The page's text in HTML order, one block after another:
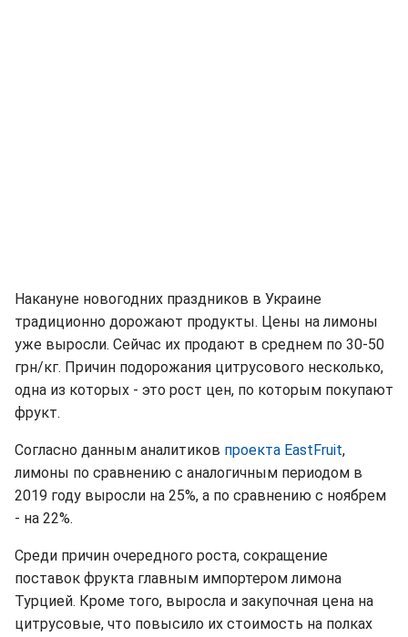
Накануне новогодних праздников в Украине
традиционно дорожают продукты. Цены на лимоны
уже выросли. Сейчас их продают в среднем по 30-50
грн/кг. Причин подорожания цитрусового несколько,
одна из которых - это рост цен, по которым покупают
фрукт.
Согласно данным аналитиков проекта EastFruit,
лимоны по сравнению с аналогичным периодом в
2019 году выросли на 25%, а по сравнению с ноябрем
- на 22%.
Среди причин очередного роста, сокращение
поставок фрукта главным импортером лимона
Турцией. Кроме того, выросла и закупочная цена на
цитрусовые, что повысило их стоимость на полках